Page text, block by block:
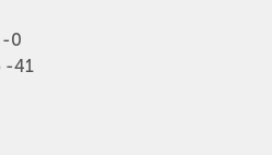
-0
-41